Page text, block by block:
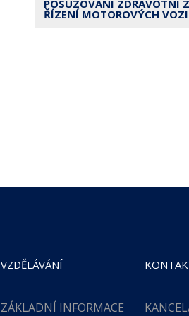
POSUZOVÁNÍ ZDRAVOTNÍ
ŘÍZENÍ MOTOROVÝCH
VZDĚLÁVÁNÍ
ZÁKLADNÍ INFORMACE